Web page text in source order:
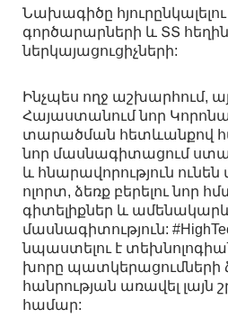
Նախագիծը
գործարարների և ՏՏ
ներկայացուցիչների:
Ինչպես ողջ աշխարհում,
Հայաստանում նոր
տարածման հետևանքով
նոր մասնագիտացում
և հնարավորություն ունեն
ոլորտ, ձեռք բերելու նոր
գիտելիքներ և
մասնագիտություն:
նպաստելու է
խորը պատկերացումների
հանրության առավել լայն
համար: